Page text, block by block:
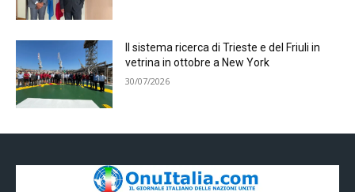
Il sistema ricerca di Trieste e del Friuli in
vetrina in ottobre a New York
30/07/2026